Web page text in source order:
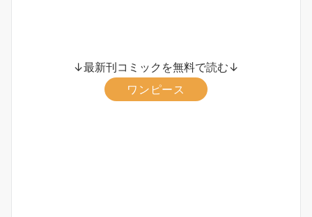
↓最新刊コミックを無料で読む↓
ワンピース